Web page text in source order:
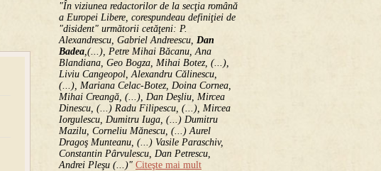
"În viziunea redactorilor de la secţia română
a Europei Libere, corespundeau definiţiei de
"disident" următorii ce­tă­ţeni: P.
Alexandrescu, Gabriel Andreescu, Dan
Badea,(...), Petre Mihai Băcanu, Ana
Blandiana, Geo Bogza, Mihai Botez, (...),
Liviu Cangeopol, Alexandru Călinescu,
(...), Mariana Celac-Botez, Doina Cornea,
Mihai Creangă, (...), Dan Deşliu, Mircea
Dinescu, (...) Radu Filipescu, (...), Mircea
Iorgulescu, Dumitru Iuga, (...) Dumitru
Mazilu, Corneliu Mănescu, (...) Aurel
Dragoş Munteanu, (...) Vasile Paraschiv,
Constantin Pârvulescu, Dan Petrescu,
Andrei Pleşu (...)" Citeşte mai mult